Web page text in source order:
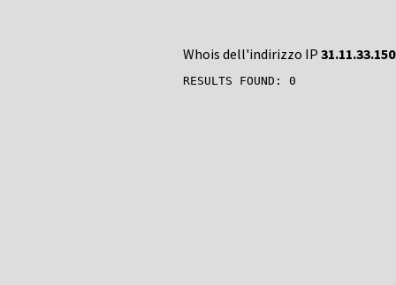
Whois dell'indirizzo IP 31.11.33.150